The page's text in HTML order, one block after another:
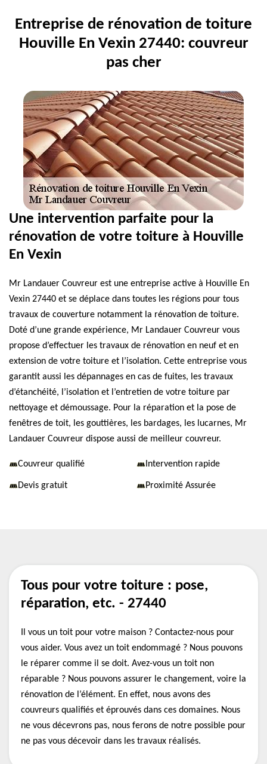
Entreprise de rénovation de toiture
Houville En Vexin 27440: couvreur
pas cher
Une intervention parfaite pour la
rénovation de votre toiture à Houville
En Vexin
Mr Landauer Couvreur est une entreprise active à Houville En
Vexin 27440 et se déplace dans toutes les régions pour tous
travaux de couverture notamment la rénovation de toiture.
Doté d’une grande expérience, Mr Landauer Couvreur vous
propose d’effectuer les travaux de rénovation en neuf et en
extension de votre toiture et l’isolation. Cette entreprise vous
garantit aussi les dépannages en cas de fuites, les travaux
d’étanchéité, l’isolation et l’entretien de votre toiture par
nettoyage et démoussage. Pour la réparation et la pose de
fenêtres de toit, les gouttières, les bardages, les lucarnes, Mr
Landauer Couvreur dispose aussi de meilleur couvreur.
Couvreur qualifié Intervention rapide
Devis gratuit Proximité Assurée
Tous pour votre toiture : pose,
réparation, etc. - 27440
Il vous un toit pour votre maison ? Contactez-nous pour
vous aider. Vous avez un toit endommagé ? Nous pouvons
le réparer comme il se doit. Avez-vous un toit non
réparable ? Nous pouvons assurer le changement, voire la
rénovation de l’élément. En effet, nous avons des
couvreurs qualifiés et éprouvés dans ces domaines. Nous
ne vous décevrons pas, nous ferons de notre possible pour
ne pas vous décevoir dans les travaux réalisés.